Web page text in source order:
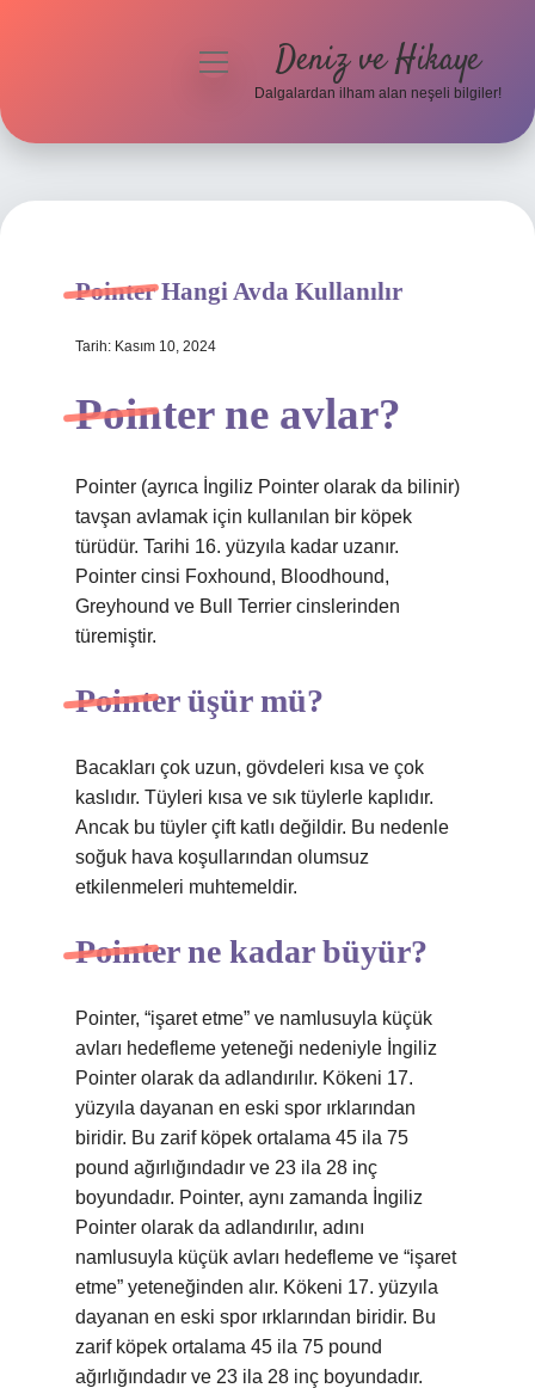
Hakkımızda
menüyü
Deniz ve Hikaye
Dalgalardan ilham alan neşeli bilgiler!
Pointer Hangi Avda Kullanılır
Tarih: Kasım 10, 2024
Pointer ne avlar?
Pointer (ayrıca İngiliz Pointer olarak da bilinir)
tavşan avlamak için kullanılan bir köpek
türüdür. Tarihi 16. yüzyıla kadar uzanır.
Pointer cinsi Foxhound, Bloodhound,
Greyhound ve Bull Terrier cinslerinden
türemiştir.
Pointer üşür mü?
Bacakları çok uzun, gövdeleri kısa ve çok
kaslıdır. Tüyleri kısa ve sık tüylerle kaplıdır.
Ancak bu tüyler çift katlı değildir. Bu nedenle
soğuk hava koşullarından olumsuz
etkilenmeleri muhtemeldir.
Pointer ne kadar büyür?
Pointer, “işaret etme” ve namlusuyla küçük
avları hedefleme yeteneği nedeniyle İngiliz
Pointer olarak da adlandırılır. Kökeni 17.
yüzyıla dayanan en eski spor ırklarından
biridir. Bu zarif köpek ortalama 45 ila 75
pound ağırlığındadır ve 23 ila 28 inç
boyundadır. Pointer, aynı zamanda İngiliz
Pointer olarak da adlandırılır, adını
namlusuyla küçük avları hedefleme ve “işaret
etme” yeteneğinden alır. Kökeni 17. yüzyıla
dayanan en eski spor ırklarından biridir. Bu
zarif köpek ortalama 45 ila 75 pound
ağırlığındadır ve 23 ila 28 inç boyundadır.